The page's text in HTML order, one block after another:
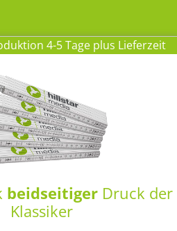
4-5 Tage plus Lieferzeit
beidseitiger Druck der
Klassiker